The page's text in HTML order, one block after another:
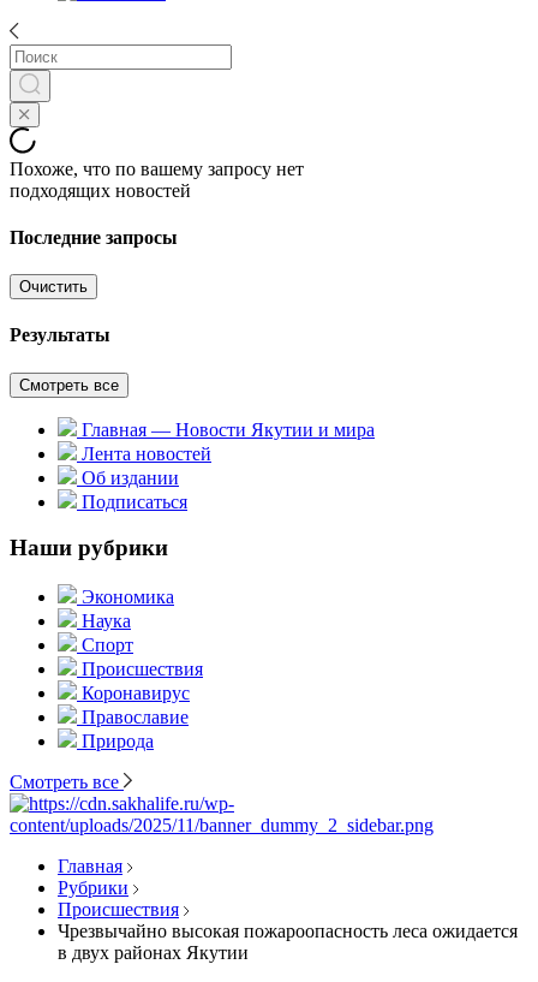
Похоже, что по вашему запросу нет
подходящих новостей
Последние запросы
Очистить
Результаты
Смотреть все
Главная — Новости Якутии и мира
Лента новостей
Об издании
Подписаться
Наши рубрики
Экономика
Наука
Спорт
Происшествия
Коронавирус
Православие
Природа
Смотреть все
Главная
Рубрики
Происшествия
Чрезвычайно высокая пожароопасность леса ожидается
в двух районах Якутии